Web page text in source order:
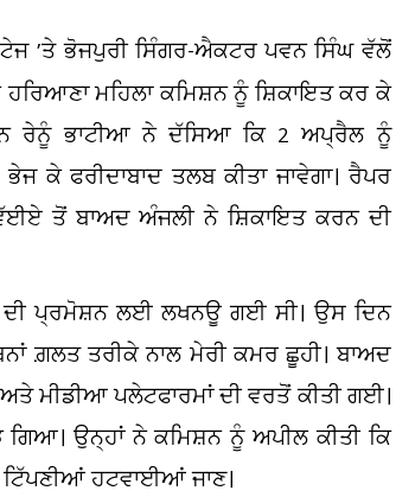
’ਤੇ ਭੋਜਪੁਰੀ ਸਿੰਗਰ-ਐਕਟਰ ਪਵਨ ਸਿੰਘ ਵੱਲੋਂ
ਮਹਿਲਾ ਕਮਿਸ਼ਨ ਨੂੰ ਸ਼ਿਕਾਇਤ ਕਰ ਕੇ
ਰੇਨੂੰ ਭਾਟੀਆ ਨੇ ਦੱਸਿਆ ਕਿ 2 ਅਪ੍ਰੈਲ ਨੂੰ
ਕੇ ਫਰੀਦਾਬਾਦ ਤਲਬ ਕੀਤਾ ਜਾਵੇਗਾ। ਰੈਪਰ
ਤੋਂ ਬਾਅਦ ਅੰਜਲੀ ਨੇ ਸ਼ਿਕਾਇਤ ਕਰਨ ਦੀ
ਦੀ ਪ੍ਰਮੋਸ਼ਨ ਲਈ ਲਖਨਊ ਗਈ ਸੀ। ਉਸ ਦਿਨ
ਗ਼ਲਤ ਤਰੀਕੇ ਨਾਲ ਮੇਰੀ ਕਮਰ ਛੂਹੀ। ਬਾਅਦ
ਮੀਡੀਆ ਪਲੇਟਫਾਰਮਾਂ ਦੀ ਵਰਤੋਂ ਕੀਤੀ ਗਈ।
ਗਿਆ। ਉਨ੍ਹਾਂ ਨੇ ਕਮਿਸ਼ਨ ਨੂੰ ਅਪੀਲ ਕੀਤੀ ਕਿ
ਹਟਵਾਈਆਂ ਜਾਣ।
ਕੈਂਬਰਿਜ ਯੂਨੀਵਰਸਿਟੀ ਦੇ
ਗੋਰੇ ਪ੍ਰੋਫੈਸਰ ਨੇ ਦੇ'ਤਾ...